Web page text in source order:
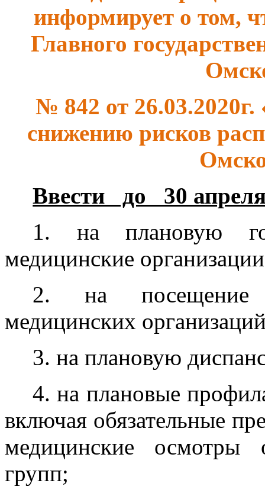
информирует о том,
Главного
№ 842 от
снижению рисков
Ввести до 30
1. на плановую
медицинские
2. на посещение
медицинских
3. на плановую
4. на плановые
включая обязательные
медицинские осмотры
групп;